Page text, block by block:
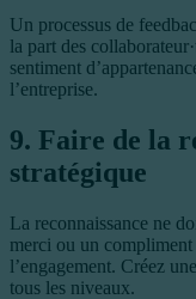
Un processus de
la part des
sentiment
l’entreprise.
9. Faire de la
stratégique
La reconnaissance ne
merci ou un
l’engagement. Créez
tous les niveaux.